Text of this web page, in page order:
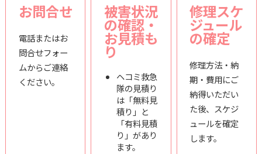
お問合せ
電話またはお
問合せフォー
ムからご連絡
ください。
被害状況
の確認・
お見積も
り
ヘコミ救急
隊の見積り
は「無料見
積り」と
「有料見積
り」があり
ます。
修理スケ
ジュール
の確定
修理方法・納
期・費用にご
納得いただい
た後、スケジ
ュールを確定
します。